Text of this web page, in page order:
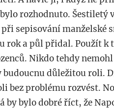
rozhodnuto. Šestiletý
sepisování manželské
rok a půl přidal. Použít
Nikdo tehdy
budoucnu důležitou roli.
bez problému rozvést.
by bylo dobré říct, že